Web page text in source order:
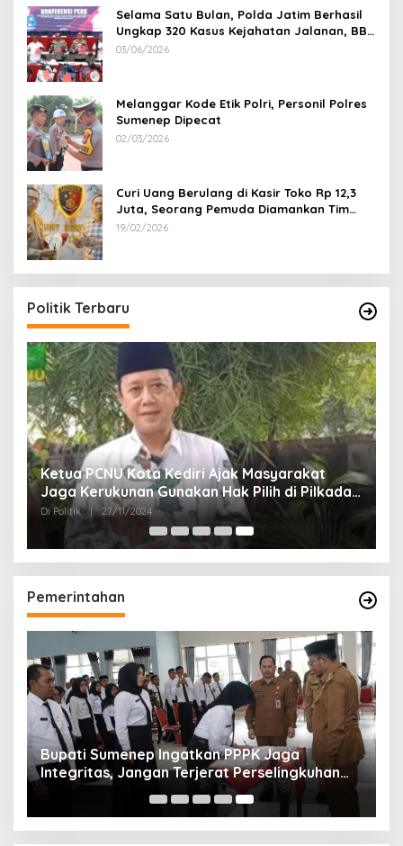
Selama Satu Bulan, Polda Jatim Berhasil
Ungkap 320 Kasus Kejahatan Jalanan, BB
100 Sepeda Motor dan 12 Mobil Diamankan
03/06/2026
Melanggar Kode Etik Polri, Personil Polres
Sumenep Dipecat
02/03/2026
Curi Uang Berulang di Kasir Toko Rp 12,3
Juta, Seorang Pemuda Diamankan Tim
Reskrim Polsek Lenteng Sumenep
19/02/2026
Politik Terbaru
Ketua PCNU Kota Kediri Ajak Masyarakat
Jaga Kerukunan Gunakan Hak Pilih di Pilkada
2024
Di Politik | 27/11/2024
Pemerintahan
Bupati Sumenep Ingatkan PPPK Jaga
Integritas, Jangan Terjerat Perselingkuhan
dan Judi Online